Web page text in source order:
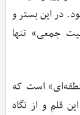
در این بستر و
جمعی» تنها
است که
قلم و از نگاه